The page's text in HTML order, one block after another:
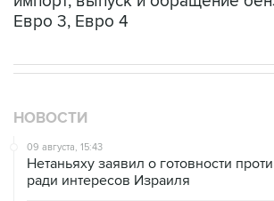
Евро 3, Евро 4
НОВОСТИ
09 августа, 15:43
Нетаньяху заявил о готовности
ради интересов Израиля